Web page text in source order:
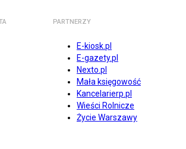
PARTNERZY
E-kiosk.pl
E-gazety.pl
Nexto.pl
Mała księgowość
Kancelarierp.pl
Wieści Rolnicze
Życie Warszawy